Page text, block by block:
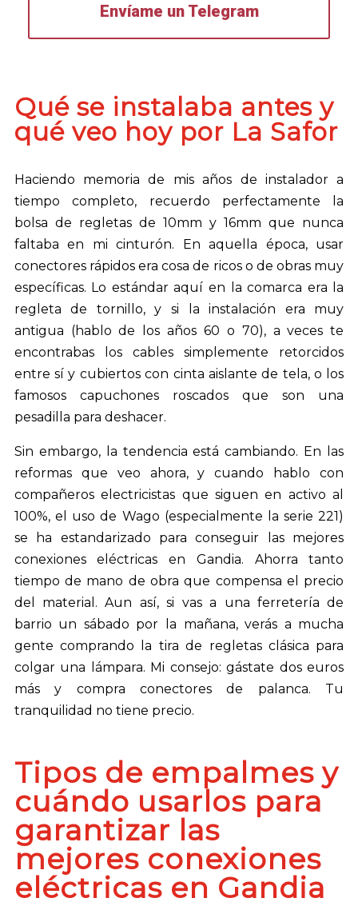
Envíame un Telegram
Qué se instalaba antes y
qué veo hoy por La Safor
Haciendo memoria de mis años de instalador a
tiempo completo, recuerdo perfectamente la
bolsa de regletas de 10mm y 16mm que nunca
faltaba en mi cinturón. En aquella época, usar
conectores rápidos era cosa de ricos o de obras muy
específicas. Lo estándar aquí en la comarca era la
regleta de tornillo, y si la instalación era muy
antigua (hablo de los años 60 o 70), a veces te
encontrabas los cables simplemente retorcidos
entre sí y cubiertos con cinta aislante de tela, o los
famosos capuchones roscados que son una
pesadilla para deshacer.
Sin embargo, la tendencia está cambiando. En las
reformas que veo ahora, y cuando hablo con
compañeros electricistas que siguen en activo al
100%, el uso de Wago (especialmente la serie 221)
se ha estandarizado para conseguir las mejores
conexiones eléctricas en Gandia. Ahorra tanto
tiempo de mano de obra que compensa el precio
del material. Aun así, si vas a una ferretería de
barrio un sábado por la mañana, verás a mucha
gente comprando la tira de regletas clásica para
colgar una lámpara. Mi consejo: gástate dos euros
más y compra conectores de palanca. Tu
tranquilidad no tiene precio.
Tipos de empalmes y
cuándo usarlos para
garantizar las
mejores conexiones
eléctricas en Gandia